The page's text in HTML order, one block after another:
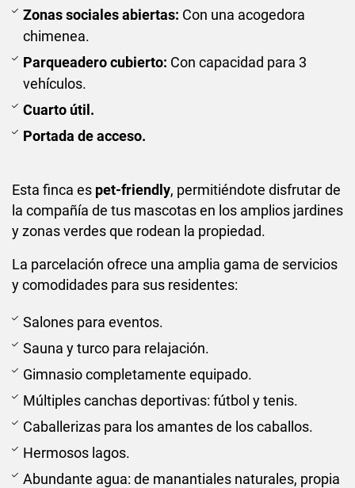
Zonas sociales abiertas: Con una acogedora
chimenea.
Parqueadero cubierto: Con capacidad para 3
vehículos.
Cuarto útil.
Portada de acceso.
Esta finca es pet-friendly, permitiéndote disfrutar de
la compañía de tus mascotas en los amplios jardines
y zonas verdes que rodean la propiedad.
La parcelación ofrece una amplia gama de servicios
y comodidades para sus residentes:
Salones para eventos.
Sauna y turco para relajación.
Gimnasio completamente equipado.
Múltiples canchas deportivas: fútbol y tenis.
Caballerizas para los amantes de los caballos.
Hermosos lagos.
Abundante agua: de manantiales naturales, propia